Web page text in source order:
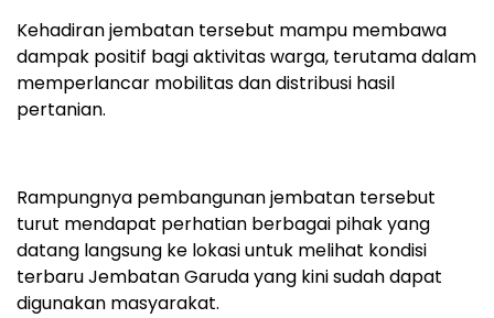
Kehadiran jembatan tersebut mampu membawa
dampak positif bagi aktivitas warga, terutama dalam
memperlancar mobilitas dan distribusi hasil
pertanian.
Rampungnya pembangunan jembatan tersebut
turut mendapat perhatian berbagai pihak yang
datang langsung ke lokasi untuk melihat kondisi
terbaru Jembatan Garuda yang kini sudah dapat
digunakan masyarakat.